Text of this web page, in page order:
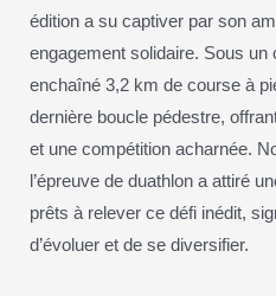
édition a su captiver par son
engagement solidaire. Sous un
enchaîné 3,2 km de course à
dernière boucle pédestre,
et une compétition acharnée.
l’épreuve de duathlon a attiré
prêts à relever ce défi inédit,
d’évoluer et de se diversifier.